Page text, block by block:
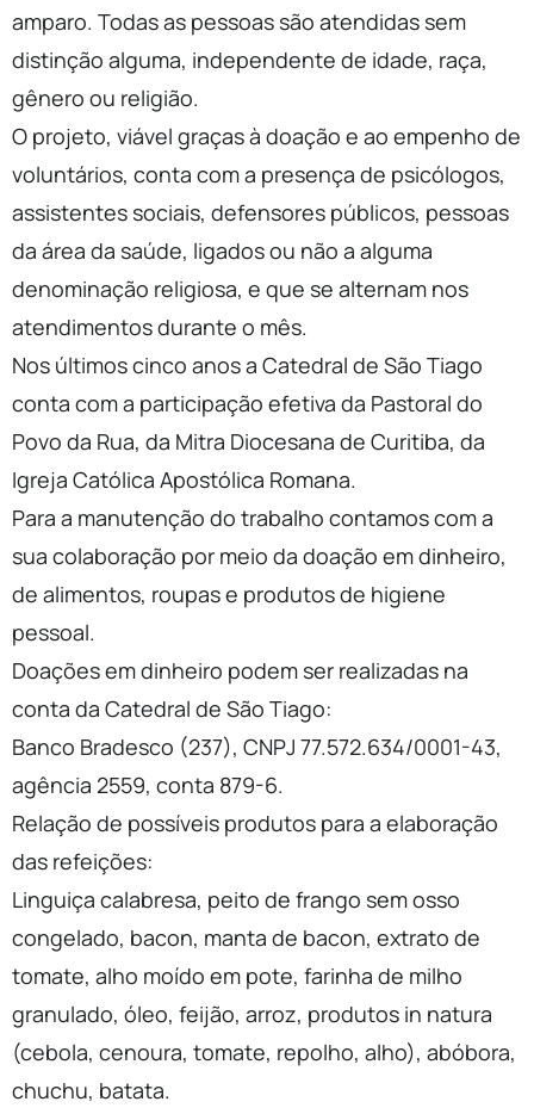
amparo. Todas as pessoas são atendidas sem
distinção alguma, independente de idade, raça,
gênero ou religião.
O projeto, viável graças à doação e ao empenho de
voluntários, conta com a presença de psicólogos,
assistentes sociais, defensores públicos, pessoas
da área da saúde, ligados ou não a alguma
denominação religiosa, e que se alternam nos
atendimentos durante o mês.
Nos últimos cinco anos a Catedral de São Tiago
conta com a participação efetiva da Pastoral do
Povo da Rua, da Mitra Diocesana de Curitiba, da
Igreja Católica Apostólica Romana.
Para a manutenção do trabalho contamos com a
sua colaboração por meio da doação em dinheiro,
de alimentos, roupas e produtos de higiene
pessoal.
Doações em dinheiro podem ser realizadas na
conta da Catedral de São Tiago:
Banco Bradesco (237), CNPJ 77.572.634/0001-43,
agência 2559, conta 879-6.
Relação de possíveis produtos para a elaboração
das refeições:
Linguiça calabresa, peito de frango sem osso
congelado, bacon, manta de bacon, extrato de
tomate, alho moído em pote, farinha de milho
granulado, óleo, feijão, arroz, produtos in natura
(cebola, cenoura, tomate, repolho, alho), abóbora,
chuchu, batata.